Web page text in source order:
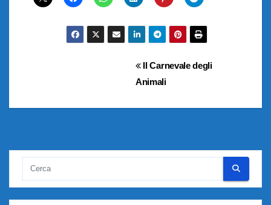
NavigazioneIl Carnevale degli
Animali